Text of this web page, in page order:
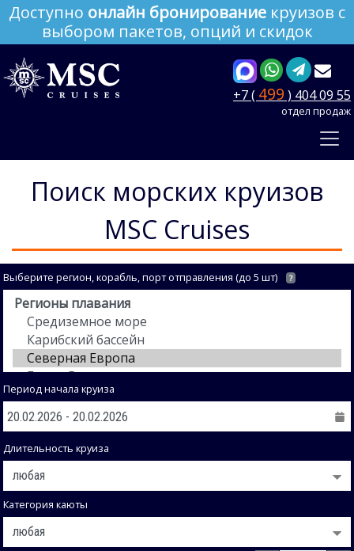
Доступно онлайн бронирование круизов с
выбором пакетов, опций и скидок
+7 ( 499 ) 404 09 55
отдел продаж
Поиск морских круизов
MSC Cruises
Выберите регион, корабль, порт отправления (до 5 шт) ?
Период начала круиза
Длительность круиза
Категория каюты